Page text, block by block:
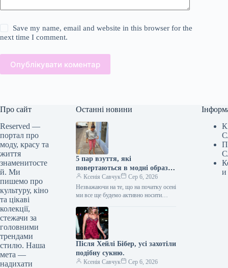
Save my name, email and website in this browser for the
next time I comment.
Опублікувати коментар
Про сайт
Reserved —
портал про
моду, красу та
життя
знаменитосте
й. Ми
пишемо про
культуру, кіно
та цікаві
колекції,
стежачи за
головними
трендами
стилю. Наша
мета —
надихати
Останні новини
5 пар взуття, які
повертаються в модні образи
з приходом осені
Ксенія Савчук
Сер 6, 2026
Незважаючи на те, що на початку осені
ми все ще будемо активно носити
матимемо…
Після Хейлі Бібер, усі захотіли
подібну сукню.
Ксенія Савчук Сер 6, 2026
и